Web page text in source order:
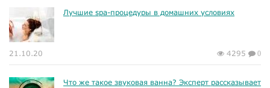
Лучшие spa-процедуры в домашних условиях
21.10.20 4295 0
Что же такое звуковая ванна? Эксперт рассказывает